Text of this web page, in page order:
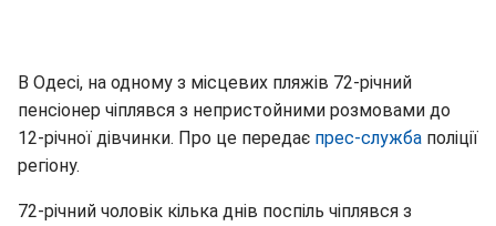
В Одесі, на одному з місцевих пляжів 72-річний
пенсіонер чіплявся з непристойними розмовами до
12-річної дівчинки. Про це передає прес-служба поліції
регіону.
72-річний чоловік кілька днів поспіль чіплявся з